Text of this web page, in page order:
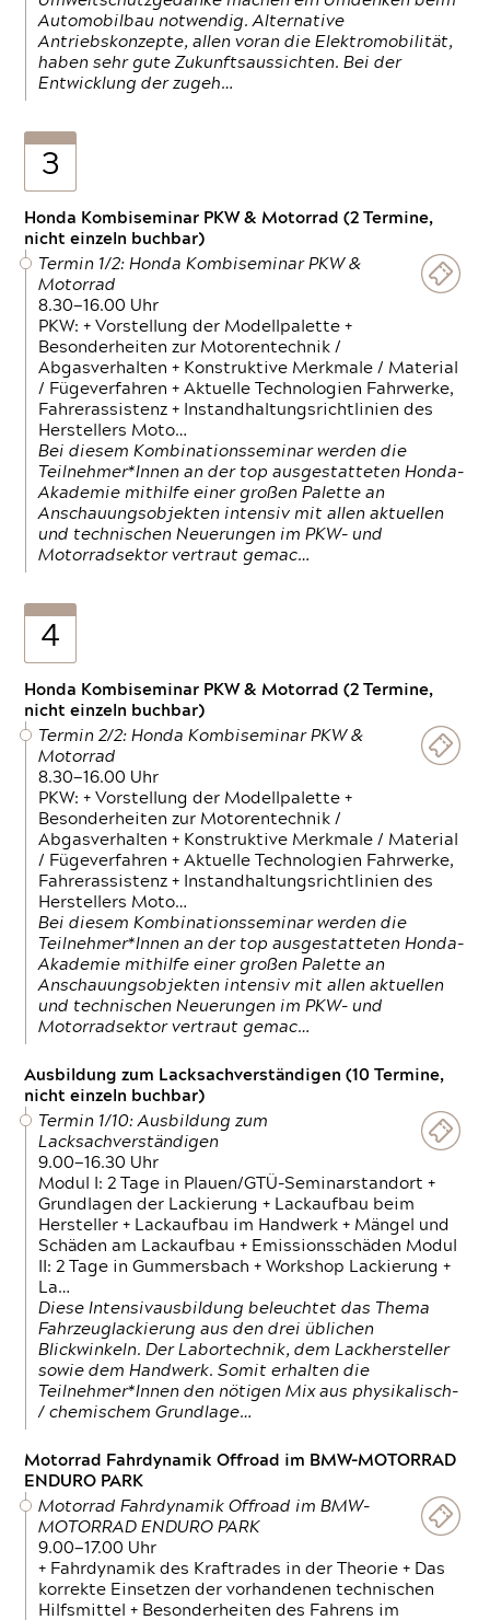
Automobilbau notwendig. Alternative
Antriebskonzepte, allen voran die Elektromobilität,
haben sehr gute Zukunftsaussichten. Bei der
Entwicklung der zugeh…
3
Honda Kombiseminar PKW & Motorrad (2 Termine,
nicht einzeln buchbar)
Termin 1/2: Honda Kombiseminar PKW &
Motorrad
8.30—16.00 Uhr
PKW: + Vorstellung der Modellpalette +
Besonderheiten zur Motorentechnik /
Abgasverhalten + Konstruktive Merkmale / Material
/ Fügeverfahren + Aktuelle Technologien Fahrwerke,
Fahrerassistenz + Instandhaltungsrichtlinien des
Herstellers Moto…
Bei diesem Kombinationsseminar werden die
Teilnehmer*Innen an der top ausgestatteten Honda-
Akademie mithilfe einer großen Palette an
Anschauungsobjekten intensiv mit allen aktuellen
und technischen Neuerungen im PKW- und
Motorradsektor vertraut gemac…
4
Honda Kombiseminar PKW & Motorrad (2 Termine,
nicht einzeln buchbar)
Termin 2/2: Honda Kombiseminar PKW &
Motorrad
8.30—16.00 Uhr
PKW: + Vorstellung der Modellpalette +
Besonderheiten zur Motorentechnik /
Abgasverhalten + Konstruktive Merkmale / Material
/ Fügeverfahren + Aktuelle Technologien Fahrwerke,
Fahrerassistenz + Instandhaltungsrichtlinien des
Herstellers Moto…
Bei diesem Kombinationsseminar werden die
Teilnehmer*Innen an der top ausgestatteten Honda-
Akademie mithilfe einer großen Palette an
Anschauungsobjekten intensiv mit allen aktuellen
und technischen Neuerungen im PKW- und
Motorradsektor vertraut gemac…
Ausbildung zum Lacksachverständigen (10 Termine,
nicht einzeln buchbar)
Termin 1/10: Ausbildung zum
Lacksachverständigen
9.00—16.30 Uhr
Modul I: 2 Tage in Plauen/GTÜ-Seminarstandort +
Grundlagen der Lackierung + Lackaufbau beim
Hersteller + Lackaufbau im Handwerk + Mängel und
Schäden am Lackaufbau + Emissionsschäden Modul
II: 2 Tage in Gummersbach + Workshop Lackierung +
La…
Diese Intensivausbildung beleuchtet das Thema
Fahrzeuglackierung aus den drei üblichen
Blickwinkeln. Der Labortechnik, dem Lackhersteller
sowie dem Handwerk. Somit erhalten die
Teilnehmer*Innen den nötigen Mix aus physikalisch-
/ chemischem Grundlage…
Motorrad Fahrdynamik Offroad im BMW-MOTORRAD
ENDURO PARK
Motorrad Fahrdynamik Offroad im BMW-
MOTORRAD ENDURO PARK
9.00—17.00 Uhr
+ Fahrdynamik des Kraftrades in der Theorie + Das
korrekte Einsetzen der vorhandenen technischen
Hilfsmittel + Besonderheiten des Fahrens im